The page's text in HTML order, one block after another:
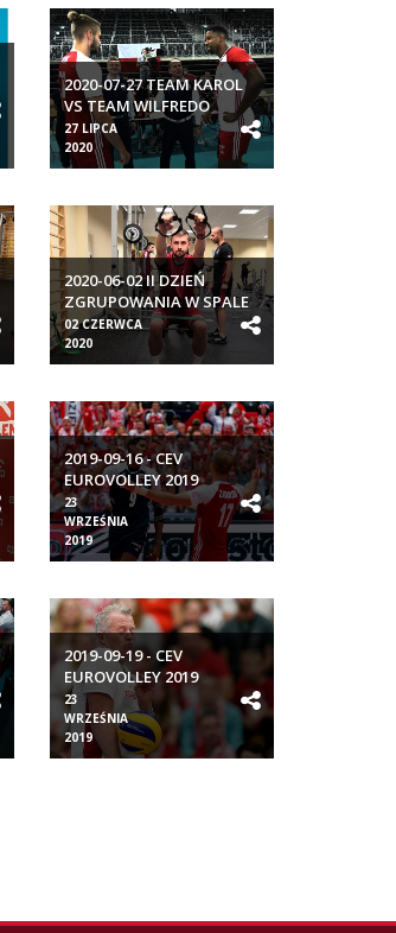
2020-07-27 TEAM KAROL
VS TEAM WILFREDO
27 LIPCA
2020
2020-06-02 II DZIEŃ
ZGRUPOWANIA W SPALE
02 CZERWCA
2020
2019-09-16 - CEV
EUROVOLLEY 2019
MĘŻCZYZN POL-CZE
23
WRZEŚNIA
2019
2019-09-19 - CEV
EUROVOLLEY 2019
MĘŻCZYZN POL-UKR
23
WRZEŚNIA
2019